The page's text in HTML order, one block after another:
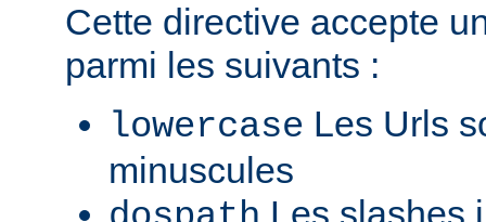
Cette directive accepte
parmi les suivants :
lowercase Les Urls
minuscules
Les slashes